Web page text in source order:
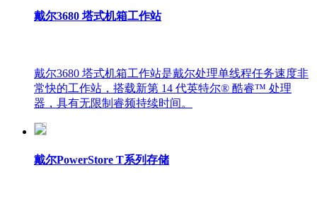
戴尔3680 塔式机箱工作站
戴尔3680 塔式机箱工作站是戴尔处理单线程任务速度非
常快的工作站，搭载新第 14 代英特尔® 酷睿™ 处理
器，具有无限制睿频持续时间。
戴尔PowerStore T系列存储